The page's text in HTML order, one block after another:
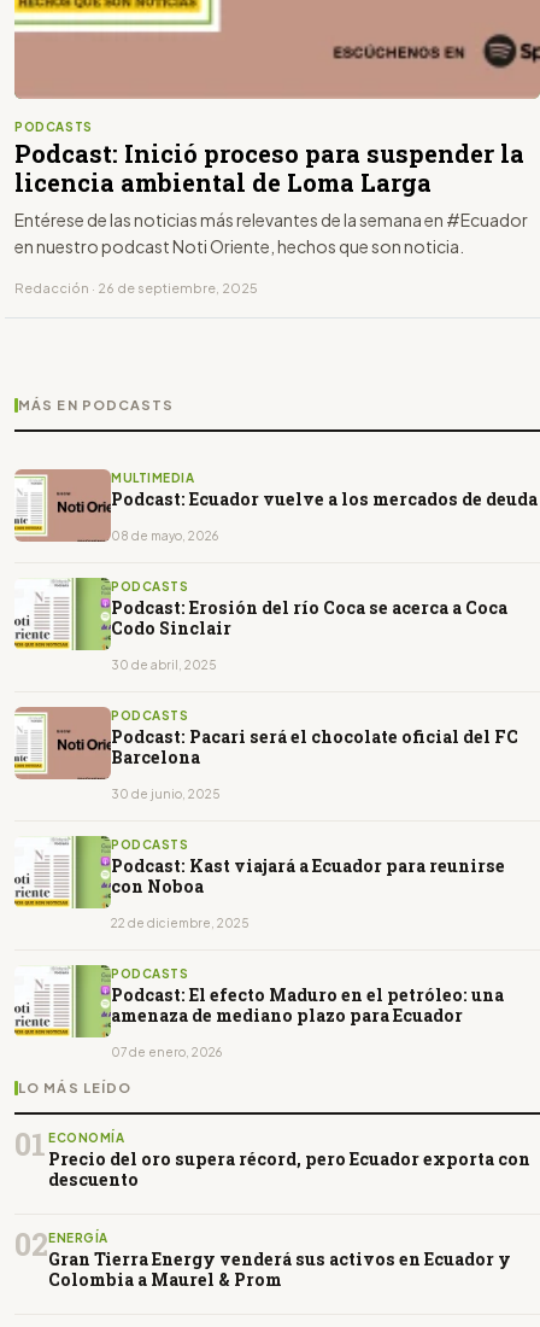
PODCASTS
Podcast: Inició proceso para suspender la
licencia ambiental de Loma Larga
Entérese de las noticias más relevantes de la semana en #Ecuador
en nuestro podcast Noti Oriente, hechos que son noticia.
Redacción · 26 de septiembre, 2025
MÁS EN PODCASTS
MULTIMEDIA
Podcast: Ecuador vuelve a los mercados de deuda
08 de mayo, 2026
PODCASTS
Podcast: Erosión del río Coca se acerca a Coca
Codo Sinclair
30 de abril, 2025
PODCASTS
Podcast: Pacari será el chocolate oficial del FC
Barcelona
30 de junio, 2025
PODCASTS
Podcast: Kast viajará a Ecuador para reunirse
con Noboa
22 de diciembre, 2025
PODCASTS
Podcast: El efecto Maduro en el petróleo: una
amenaza de mediano plazo para Ecuador
07 de enero, 2026
LO MÁS LEÍDO
01 ECONOMÍA
Precio del oro supera récord, pero Ecuador exporta con
descuento
02 ENERGÍA
Gran Tierra Energy venderá sus activos en Ecuador y
Colombia a Maurel & Prom